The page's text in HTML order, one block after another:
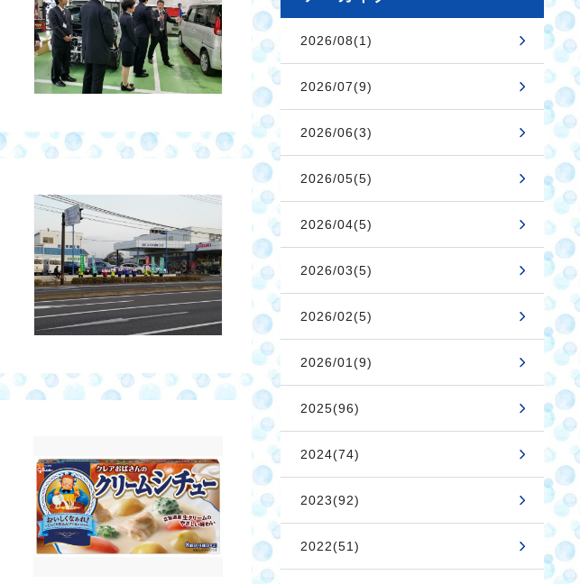
2026/08(1)
2026/07(9)
2026/06(3)
2026/05(5)
2026/04(5)
2026/03(5)
2026/02(5)
2026/01(9)
2025(96)
2024(74)
2023(92)
2022(51)